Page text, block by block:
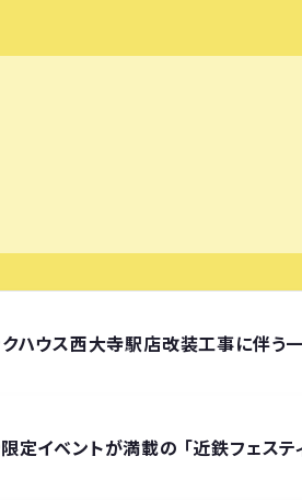
クハウス西大寺駅店改装工事に伴う
定イベントが満載の 「近鉄フェステ